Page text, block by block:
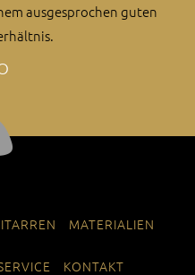
ausgesprochen guten
MATERIALIEN
KONTAKT